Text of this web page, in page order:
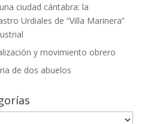
ciudad cántabra: la
Urdiales de “Villa Marinera”
y movimiento obrero
de dos abuelos